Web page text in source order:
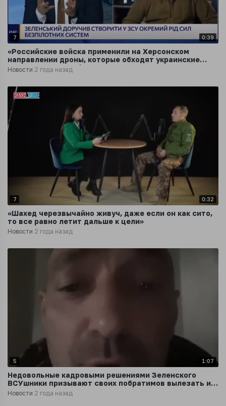
7 0:39
«Российские войска применили на Херсонском
направлении дроны, которые обходят украинские
системы РЭБ», - «Флэш»
Новости 2 года назад
7 0:32
«Шахед черезвычайно живуч, даже если он как сито,
то все равно летит дальше к цели»
Новости 2 года назад
5 1:07
Недовольные кадровыми решениями Зеленского
ВСУшники призывают своих побратимов вылезать из
окопов и идти прямиком на Киев
Новости 2 года назад